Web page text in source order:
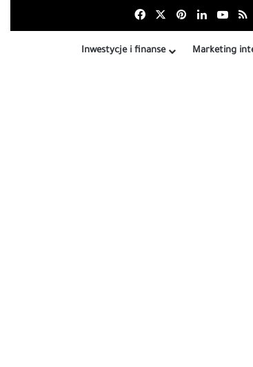
FacebookPinterestLinkedIn
Inwestycje i finanse Marketing